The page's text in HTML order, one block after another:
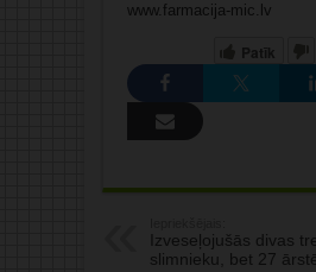
www.farmacija-mic.lv
Patīk
Izveseļojušās divas
slimnieku, bet 27